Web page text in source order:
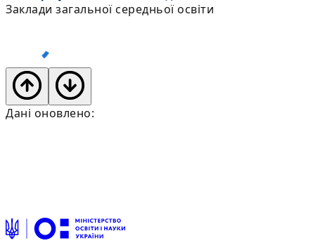
Заклади загальної середньої освіти
Дані оновлено: